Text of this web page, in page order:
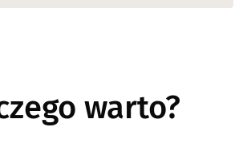
warto?